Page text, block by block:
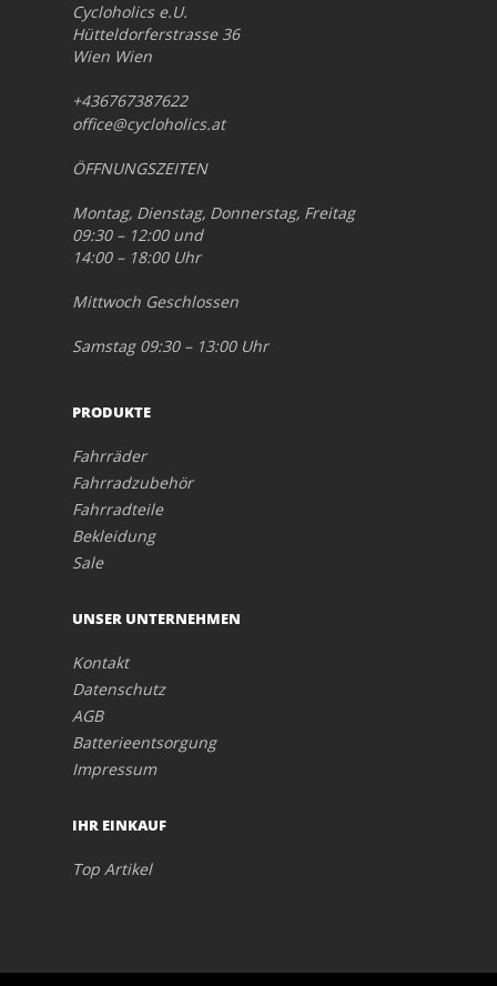
Cycloholics e.U.
Hütteldorferstrasse 36
Wien Wien
+436767387622
office@cycloholics.at
ÖFFNUNGSZEITEN
Montag, Dienstag, Donnerstag, Freitag
09:30 – 12:00 und
14:00 – 18:00 Uhr
Mittwoch Geschlossen
Samstag 09:30 – 13:00 Uhr
PRODUKTE
Fahrräder
Fahrradzubehör
Fahrradteile
Bekleidung
Sale
UNSER UNTERNEHMEN
Kontakt
Datenschutz
AGB
Batterieentsorgung
Impressum
IHR EINKAUF
Top Artikel